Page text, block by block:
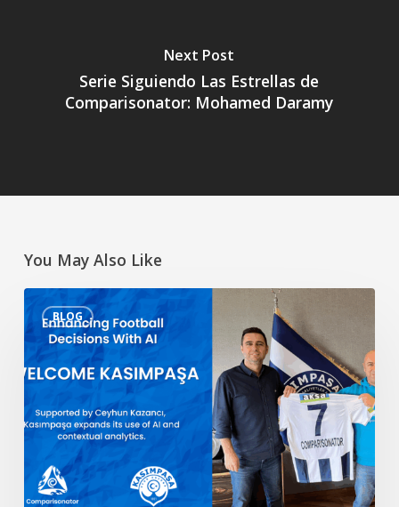
Next Post
Serie Siguiendo Las Estrellas de
Comparisonator: Mohamed Daramy
You May Also Like
BLOG
Verbesserte
Fußballentscheidungen
mit
KI
Willkommen
Kasımpaşa